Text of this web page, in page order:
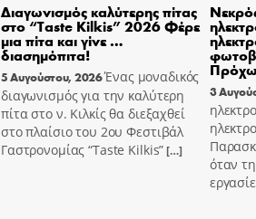
Διαγωνισμός καλύτερης πίτας
στο “Taste Kilkis” 2026 Φέρε
μια πίτα και γίνε …
διασημόπιτα!
5 Αυγούστου, 2026Ένας μοναδικός
διαγωνισμός για την καλύτερη
πίτα στο ν. Κιλκίς θα διεξαχθεί
στο πλαίσιο του 2ου Φεστιβάλ
Γαστρονομίας “Taste Kilkis”[…]
3
όταν